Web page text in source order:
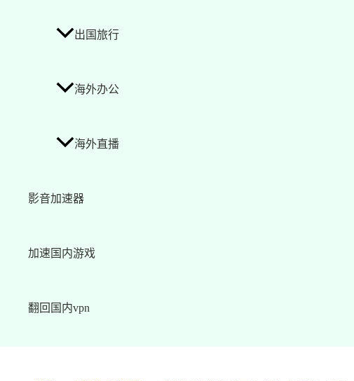
出国旅行
海外办公
海外直播
影音加速器
加速国内游戏
翻回国内vpn